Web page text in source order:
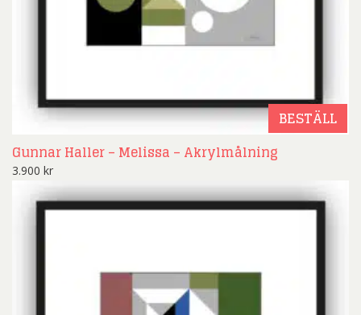
BESTÄLL
Gunnar Haller – Melissa – Akrylmålning
3.900 kr